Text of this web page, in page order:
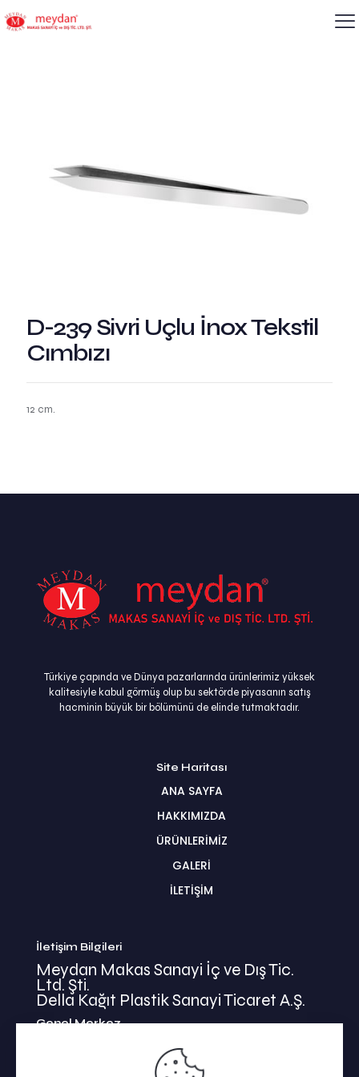
D-239 Sivri Uçlu İnox Tekstil
Cımbızı
12 cm.
Türkiye çapında ve Dünya pazarlarında ürünlerimiz yüksek
kalitesiyle kabul görmüş olup bu sektörde piyasanın satış
hacminin büyük bir bölümünü de elinde tutmaktadır.
Site Haritası
ANA SAYFA
HAKKIMIZDA
ÜRÜNLERİMİZ
GALERİ
İLETİŞİM
İletişim Bilgileri
Meydan Makas Sanayi İç ve Dış Tic.
Ltd. Şti.
Della Kağıt Plastik Sanayi Ticaret A.Ş.
Genel Merkez
İkitelli Mehmet Akif Mahallesi
Bahariye Cad. Basın Ekspress Yolu No:47/1